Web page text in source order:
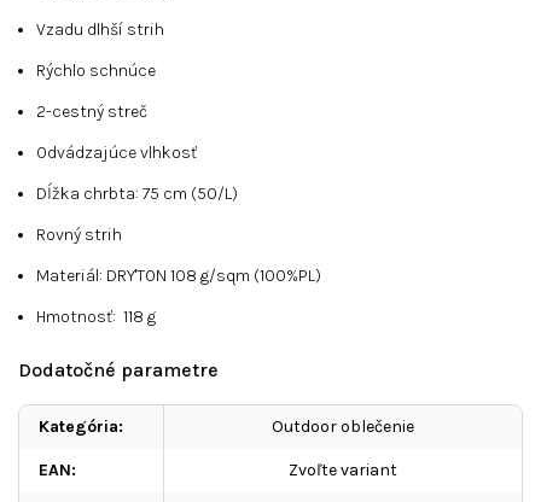
Vzadu dlhší strih
Rýchlo schnúce
2-cestný streč
Odvádzajúce vlhkosť
Dĺžka chrbta: 75 cm (50/L)
Rovný strih
Materiál: DRY'TON 108 g/sqm (100%PL)
Hmotnosť: 118 g
Dodatočné parametre
Kategória: Outdoor oblečenie
EAN: Zvoľte variant